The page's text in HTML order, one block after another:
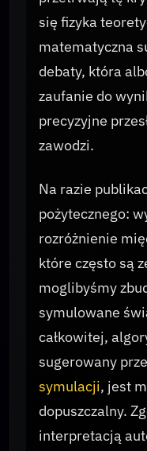
się fizyka
matematyczna
debaty, która
zaufanie do
precyzyjne
zawodzi.
Na razie
pożytecznego:
rozróżnienie
które często są
moglibyśmy
symulowane
całkowitej,
sugerowany
symulacji, jest
dopuszczalny.
interpretacją